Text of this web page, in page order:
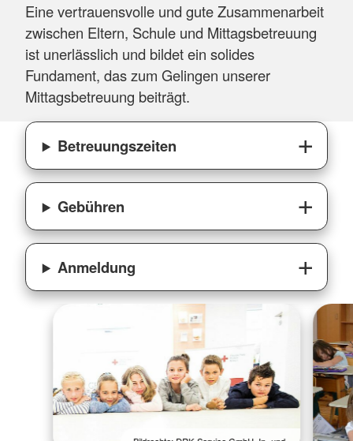
Eine vertrauensvolle und gute Zusammenarbeit
zwischen Eltern, Schule und Mittagsbetreuung
ist unerlässlich und bildet ein solides
Fundament, das zum Gelingen unserer
Mittagsbetreuung beiträgt.
Betreuungszeiten
Gebühren
Anmeldung